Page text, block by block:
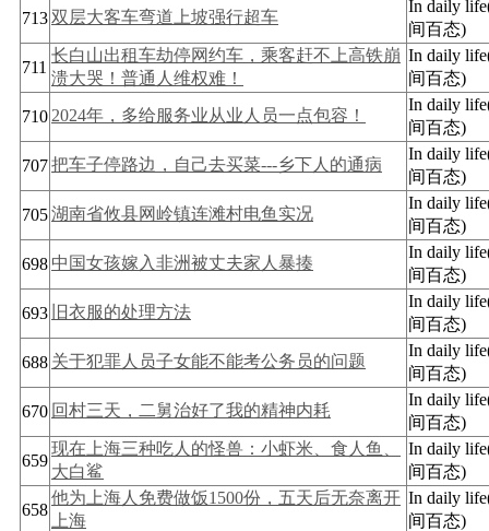
713双层大客车弯道上坡强行超车
In daily
间百态)
711
长白山出租车劫停网约车，乘客赶不上高铁崩
溃大哭！普通人维权难！
In daily
间百态)
710 2024年，多给服务业从业人员一点包容！
In daily
间百态)
707把车子停路边，自己去买菜---乡下人的通病
In daily
间百态)
705湖南省攸县网岭镇连滩村电鱼实况
In daily
间百态)
698 中国女孩嫁入非洲被丈夫家人暴揍
In daily
间百态)
693 旧衣服的处理方法
In daily
间百态)
688 关于犯罪人员子女能不能考公务员的问题
In daily
间百态)
670 回村三天，二舅治好了我的精神内耗
In daily
间百态)
659
现在上海三种吃人的怪兽：小虾米、食人鱼、
大白鲨
In daily
间百态)
658
他为上海人免费做饭1500份，五天后无奈离开
上海
In daily
间百态)